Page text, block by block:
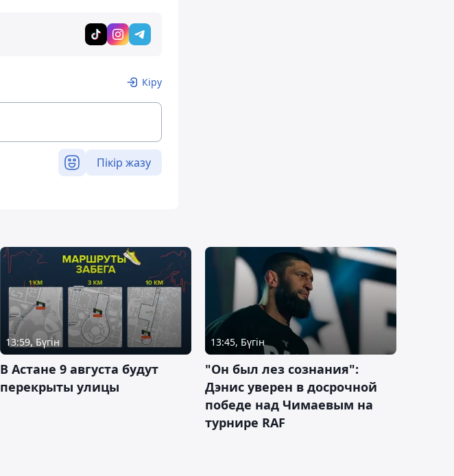
Кіру
Пікір жазу
13:59, Бүгін
В Астане 9 августа будут
перекрыты улицы
13:45, Бүгін
"Он был лез сознания":
Дэнис уверен в досрочной
победе над Чимаевым на
турнире RAF